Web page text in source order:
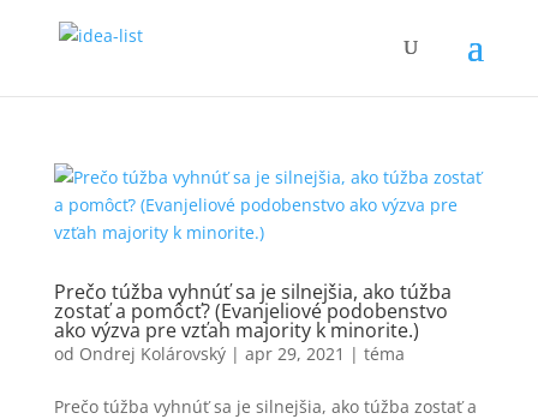
Prečo túžba vyhnúť sa je silnejšia, ako túžba
zostať a pomôcť? (Evanjeliové podobenstvo
ako výzva pre vzťah majority k minorite.)
od Ondrej Kolárovský| apr 29, 2021 | téma
Prečo túžba vyhnúť sa je silnejšia, ako túžba zostať a